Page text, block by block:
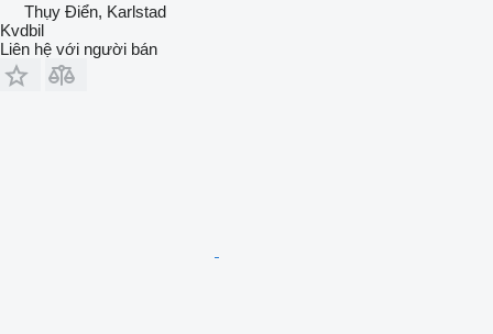
Thụy Điển, Karlstad
Kvdbil
Liên hệ với người bán